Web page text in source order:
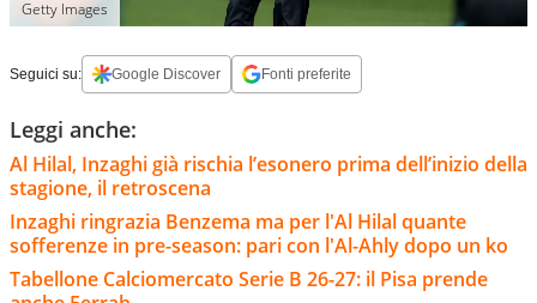
Getty Images
Seguici su: Google Discover Fonti preferite
Leggi anche:
Al Hilal, Inzaghi già rischia l’esonero prima dell’inizio della
stagione, il retroscena
Inzaghi ringrazia Benzema ma per l'Al Hilal quante
sofferenze in pre-season: pari con l'Al-Ahly dopo un ko
Tabellone Calciomercato Serie B 26-27: il Pisa prende